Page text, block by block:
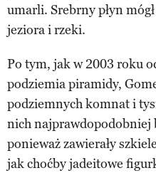
umarli. Srebrny płyn
jeziora i rzeki.
Po tym, jak w 2003 roku
podziemia piramidy,
podziemnych komnat i
nich najprawdopodobniej
ponieważ zawierały
jak choćby jadeitowe